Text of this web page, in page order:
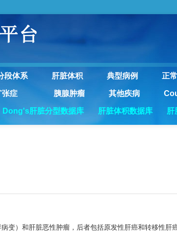
段体系 肝脏体积 典型病例 正
张症 胰腺肿瘤 其他疾病
Dong's肝脏分型数据库 肝脏体积数据库
变）和肝脏恶性肿瘤，后者包括原发性肝癌和转移性